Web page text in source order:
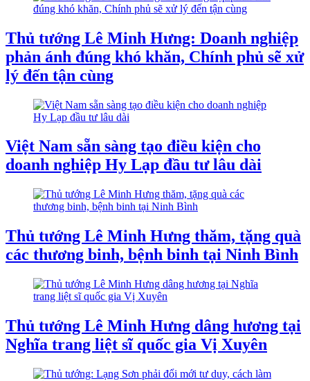
Thủ tướng Lê Minh Hưng: Doanh nghiệp
phản ánh đúng khó khăn, Chính phủ sẽ xử
lý đến tận cùng
Việt Nam sẵn sàng tạo điều kiện cho
doanh nghiệp Hy Lạp đầu tư lâu dài
Thủ tướng Lê Minh Hưng thăm, tặng quà
các thương binh, bệnh binh tại Ninh Bình
Thủ tướng Lê Minh Hưng dâng hương tại
Nghĩa trang liệt sĩ quốc gia Vị Xuyên